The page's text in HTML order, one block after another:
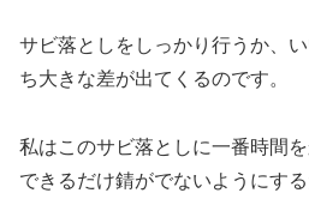
サビ落としをしっかり行うか、
ち大きな差が出てくるのです。
私はこのサビ落としに一番時間
できるだけ錆がでないようにす